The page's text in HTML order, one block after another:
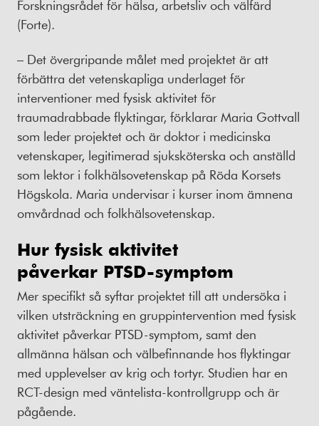
Forskningsrådet för hälsa, arbetsliv och välfärd
(Forte).
– Det övergripande målet med projektet är att
förbättra det vetenskapliga underlaget för
interventioner med fysisk aktivitet för
traumadrabbade flyktingar, förklarar Maria Gottvall
som leder projektet och är doktor i medicinska
vetenskaper, legitimerad sjuksköterska och anställd
som lektor i folkhälsovetenskap på Röda Korsets
Högskola. Maria undervisar i kurser inom ämnena
omvårdnad och folkhälsovetenskap.
Hur fysisk aktivitet
påverkar PTSD-symptom
Mer specifikt så syftar projektet till att undersöka i
vilken utsträckning en gruppintervention med fysisk
aktivitet påverkar PTSD-symptom, samt den
allmänna hälsan och välbefinnande hos flyktingar
med upplevelser av krig och tortyr. Studien har en
RCT-design med väntelista-kontrollgrupp och är
pågående.